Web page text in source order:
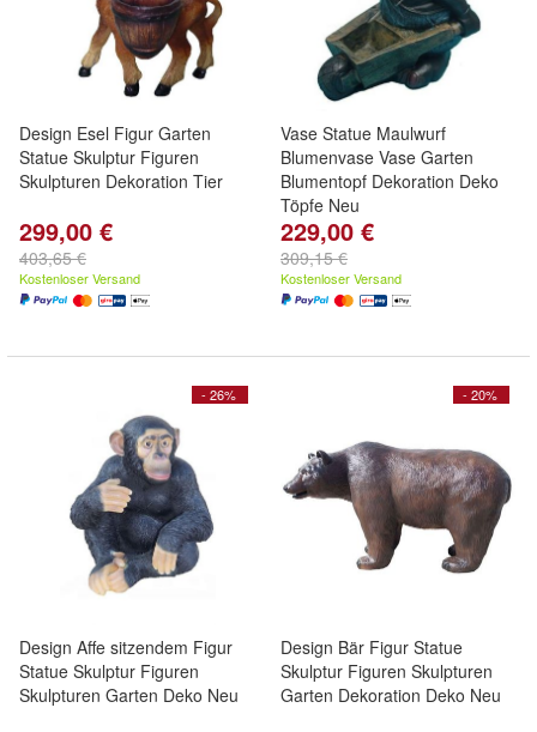
Design Esel Figur Garten
Statue Skulptur Figuren
Skulpturen Dekoration Tier
299,00 €
403,65 €
Kostenloser Versand
Vase Statue Maulwurf
Blumenvase Vase Garten
Blumentopf Dekoration Deko
Töpfe Neu
229,00 €
309,15 €
Kostenloser Versand
- 26%
Design Affe sitzendem Figur
Statue Skulptur Figuren
Skulpturen Garten Deko Neu
- 20%
Design Bär Figur Statue
Skulptur Figuren Skulpturen
Garten Dekoration Deko Neu